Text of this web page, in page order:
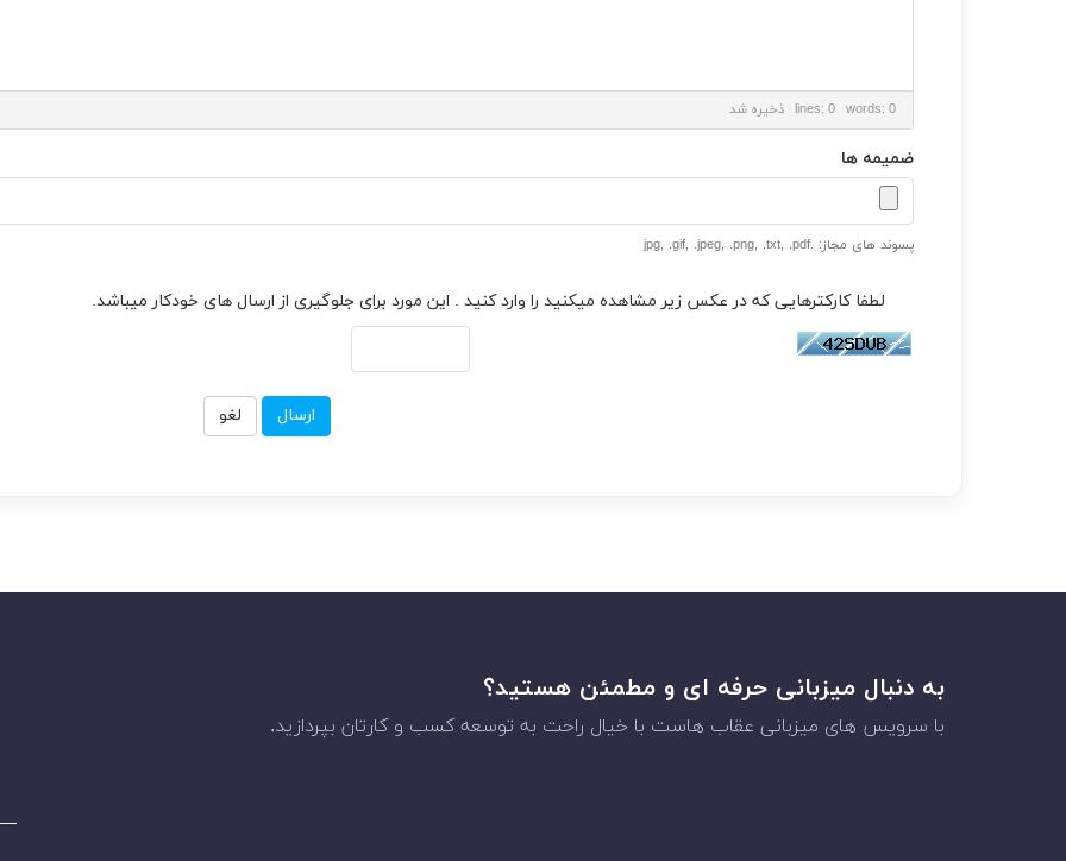
lines: 0 words: 0 ذخیره شد
ضمیمه ها
پسوند های مجاز: .jpg, .gif, .jpeg, .png, .txt, .pdf
لطفا کارکترهایی که در عکس زیر مشاهده میکنید را وارد کنید . این مورد برای جلوگیری از ارسال های خودکار میباشد.
لغو
به دنبال میزبانی حرفه ای و مطمئن هستید؟
با سرویس های میزبانی عقاب هاست با خیال راحت به توسعه کسب و کارتان بپردازید.